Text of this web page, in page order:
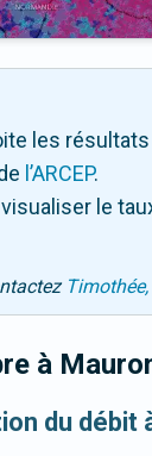
les
l’ARCEP.
le
à
du débit